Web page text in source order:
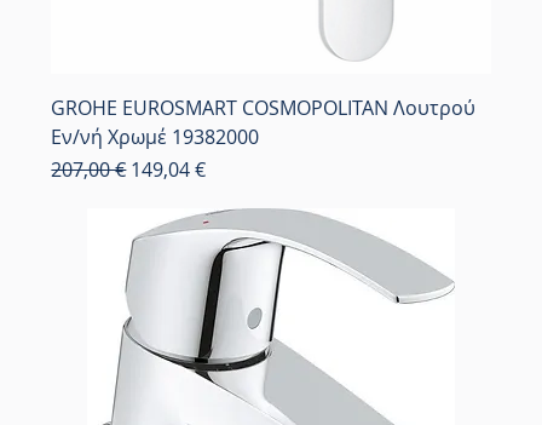
GROHE EUROSMART COSMOPOLITAN Λουτρού
Εν/νή Χρωμέ 19382000
Κανονική τιμή
207,00 € Τιμή Έκπτωσης
149,04 €